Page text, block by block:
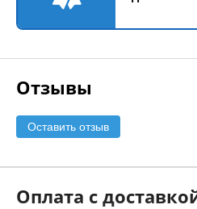
Отзывы
Оставить отзыв
Оплата с